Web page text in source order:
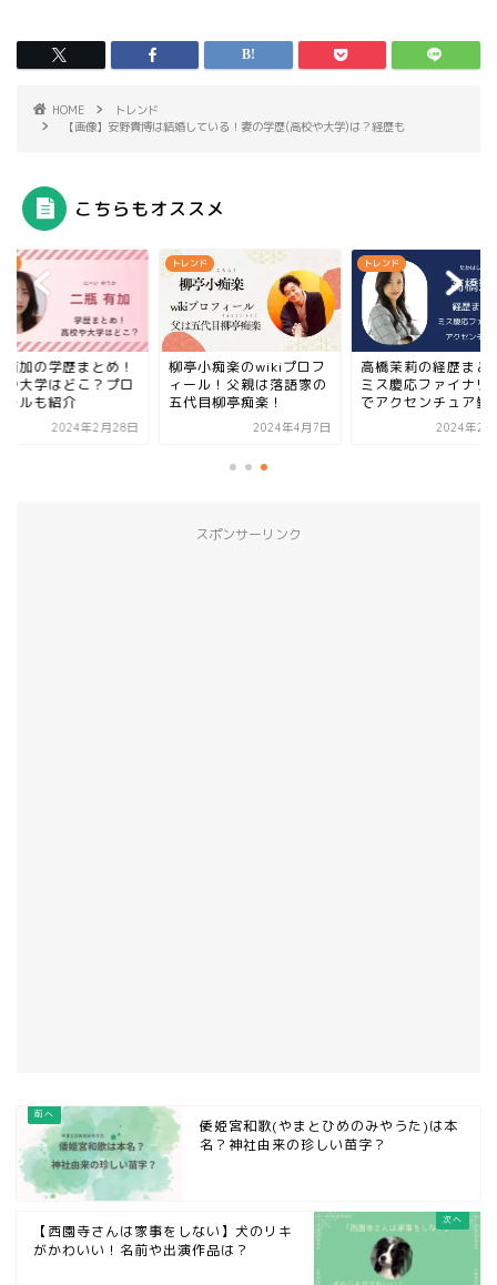
HOME
トレンド
【画像】安野貴博は結婚している！妻の学歴(高校や大学)は？経歴も
こちらもオススメ
有加の学歴まとめ！
や大学はどこ？プロ
ールも紹介
2024年2月28日
トレンド
柳亭小痴楽のwikiプロフ
ィール！父親は落語家の
五代目柳亭痴楽！
2024年4月7日
トレンド
高橋茉莉の経歴まと
ミス慶応ファイナリ
でアクセンチュア勤
2024年2
スポンサーリンク
倭姫宮和歌(やまとひめのみやうた)は本
名？神社由来の珍しい苗字？
【西園寺さんは家事をしない】犬のリキ
がかわいい！名前や出演作品は？